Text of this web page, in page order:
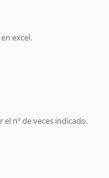
excel.
nº de veces indicado.